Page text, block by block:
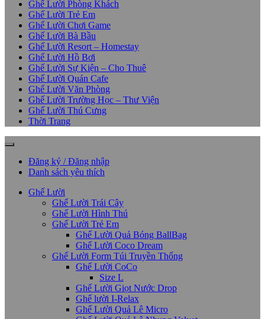
Ghế Lười Phòng Khách
Ghế Lười Trẻ Em
Ghế Lười Chơi Game
Ghế Lười Bà Bầu
Ghế Lười Resort – Homestay
Ghế Lười Hồ Bơi
Ghế Lười Sự Kiện – Cho Thuê
Ghế Lười Quán Cafe
Ghế Lười Văn Phòng
Ghế Lười Trường Học – Thư Viện
Ghế Lười Thú Cưng
Thời Trang
Đăng ký / Đăng nhập
Danh sách yêu thích
Ghế Lười
Ghế Lười Trái Cây
Ghế Lười Hình Thú
Ghế Lười Trẻ Em
Ghế Lười Quả Bóng BallBag
Ghế Lười Coco Dream
Ghế Lười Form Túi Truyền Thống
Ghế Lười CoCo
Size L
Ghế Lười Giọt Nước Drop
Ghế lười I-Relax
Ghế Lười Quả Lê Micro